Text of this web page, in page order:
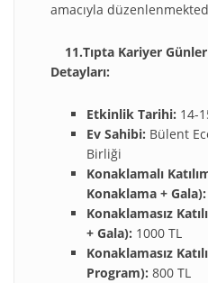
amacıyla
11.Tıpta Kariyer
Detayları:
Etkinlik Tarihi: 14-
Ev Sahibi: Bülent
Birliği
Konaklamalı
Konaklama + Gala):
Konaklamasız
+ Gala): 1000 TL
Konaklamasız
Program): 800 TL